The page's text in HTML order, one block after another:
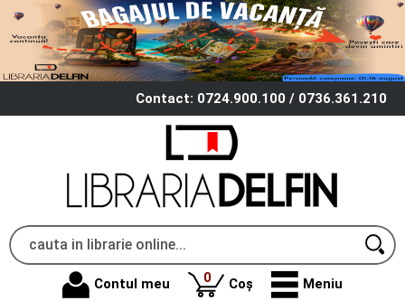
Contact: 0724.900.100 / 0736.361.210
Contul meu 0produse
Coș Meniu